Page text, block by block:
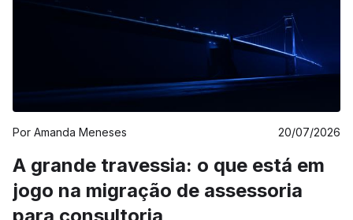
Por Amanda Meneses 20/07/2026
A grande travessia: o que está em
jogo na migração de assessoria